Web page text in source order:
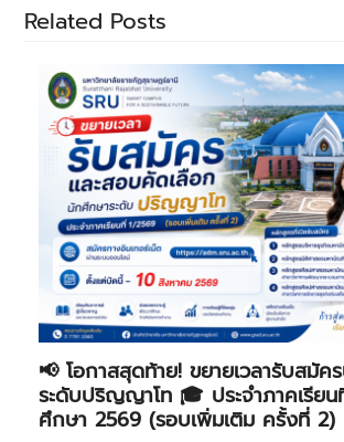
Related Posts
📢 โอกาสสุดท้าย! ขยายเวลารับสมัค
ระดับปริญญาโท 🎓 ประจำภาคเรียน
ศึกษา 2569 (รอบเพิ่มเติม ครั้งที่ 2)